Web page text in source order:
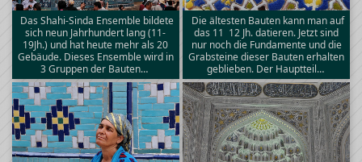
Das Shahi-Sinda Ensemble bildete
sich neun Jahrhundert lang (11-
19Jh.) und hat heute mehr als 20
Gebäude. Dieses Ensemble wird in
3 Gruppen der Bauten…
Die ältesten Bauten kann man auf
das 11  12 Jh. datieren. Jetzt sind
nur noch die Fundamente und die
Grabsteine dieser Bauten erhalten
geblieben. Der Hauptteil…